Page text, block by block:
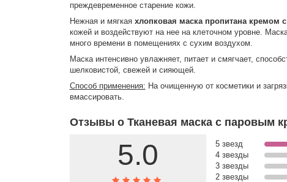
преждевременное старение кожи.
Нежная и мягкая хлопковая маска пропитана кремом
кожей и воздействуют на нее на клеточном уровне.
много времени в помещениях с сухим воздухом.
Маска интенсивно увлажняет, питает и смягчает,
шелковистой, свежей и сияющей.
Способ применения: На очищенную от косметики и
вмассировать.
Отзывы о Тканевая маска с паровым
5.0 5 звезд
4 звезды
3 звезды
2 звезды